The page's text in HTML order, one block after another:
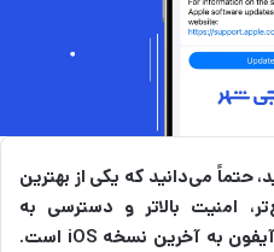
حتماً می‌دانید که یکی از بهترین
امنیت بالاتر و دسترسی به
قابلیت‌های جدید، آپدیت گوشی آیفون به آخرین نسخه iOS است.